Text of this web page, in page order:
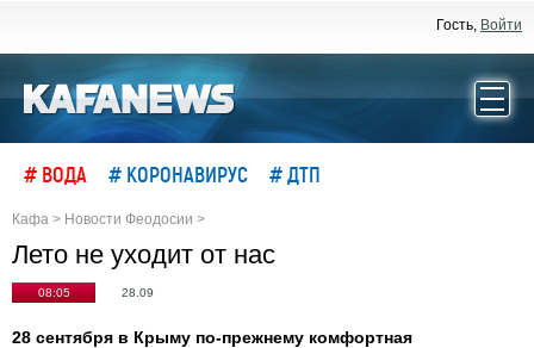
Гость, Войти
# ВОДА # КОРОНАВИРУС # ДТП
Кафа > Новости Феодосии >
Лето не уходит от нас
08:05 28.09
28 сентября в Крыму по-прежнему комфортная